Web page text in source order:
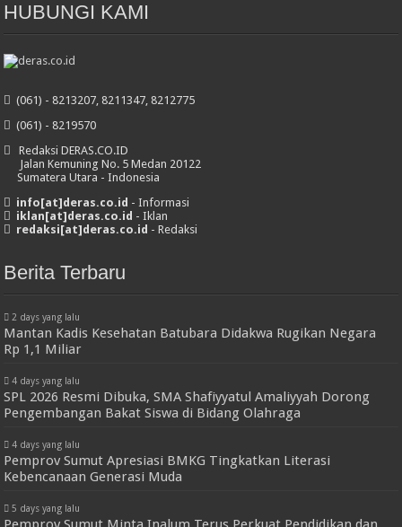
HUBUNGI KAMI
(061) - 8213207, 8211347, 8212775
(061) - 8219570
Redaksi DERAS.CO.ID
Jalan Kemuning No. 5 Medan 20122
Sumatera Utara - Indonesia
info[at]deras.co.id - Informasi
iklan[at]deras.co.id - Iklan
redaksi[at]deras.co.id - Redaksi
Berita Terbaru
2 days yang lalu
Mantan Kadis Kesehatan Batubara Didakwa Rugikan Negara
Rp 1,1 Miliar
4 days yang lalu
SPL 2026 Resmi Dibuka, SMA Shafiyyatul Amaliyyah Dorong
Pengembangan Bakat Siswa di Bidang Olahraga
4 days yang lalu
Pemprov Sumut Apresiasi BMKG Tingkatkan Literasi
Kebencanaan Generasi Muda
5 days yang lalu